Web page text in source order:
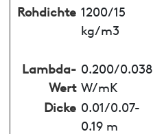
Rohdichte 1200/15
kg/m3
Lambda-
Wert
0.200/0.038
W/mK
Dicke 0.01/0.07-
0.19 m